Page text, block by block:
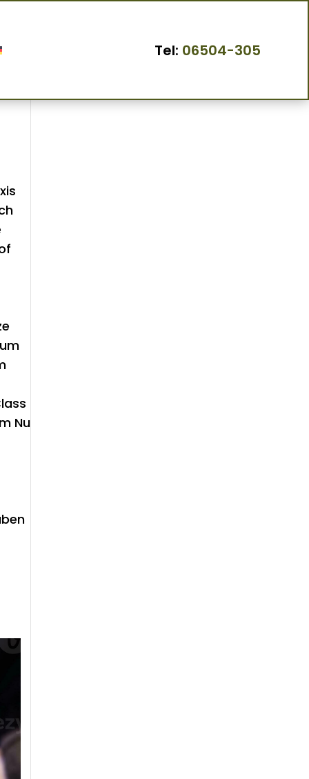
Tel: 06504-305
Nu